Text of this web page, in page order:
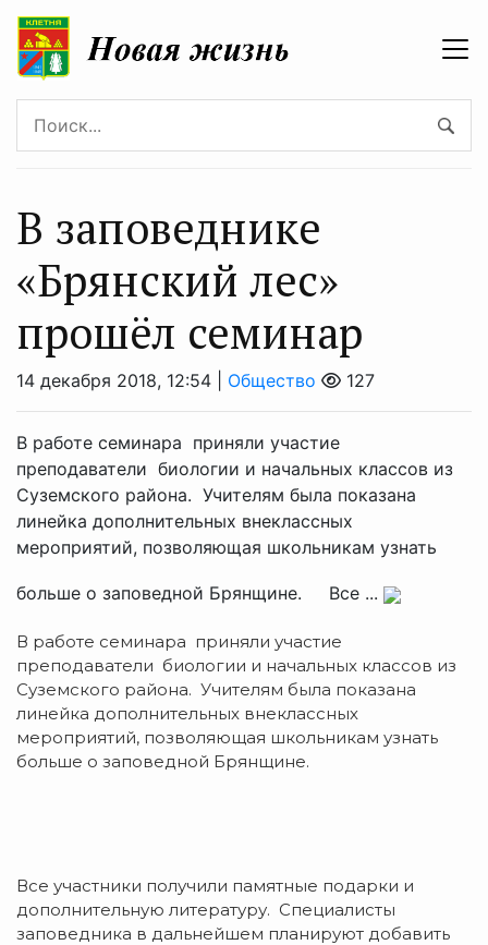
В заповеднике
«Брянский лес»
прошёл семинар
14 декабря 2018, 12:54 | Общество 127
В работе семинара приняли участие
преподаватели биологии и начальных классов из
Суземского района. Учителям была показана
линейка дополнительных внеклассных
мероприятий, позволяющая школьникам узнать
больше о заповедной Брянщине. Все ...
В работе семинара приняли участие
преподаватели биологии и начальных классов из
Суземского района. Учителям была показана
линейка дополнительных внеклассных
мероприятий, позволяющая школьникам узнать
больше о заповедной Брянщине.
Все участники получили памятные подарки и
дополнительную литературу. Специалисты
заповедника в дальнейшем планируют добавить